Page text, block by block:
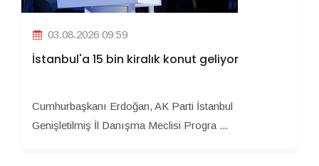
03.08.2026 09:59
İstanbul'a 15 bin kiralık konut geliyor
Cumhurbaşkanı Erdoğan, AK Parti İstanbul
Genişletilmiş İl Danışma Meclisi Progra ...